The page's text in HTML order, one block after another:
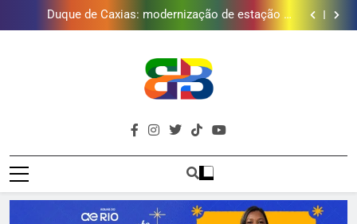
tratamento reforça abastecimento de água
Guanabara tem diversas opções de vinhos para
presentear o seu pai. Descubra como escolher o que
Gastro Samba reúne Nosso Sentimento e Gustavo
Golfe e fortalece projeto que atende 140 crianças
Duque de Caxias: modernização de estação de
tratamento reforça abastecimento de água
Guanabara tem diversas opções de vinhos para
presentear o seu pai. Descubra como escolher o que
mais combina com ele
Gastro Samba reúne Nosso Sentimento e Gustavo
Lins em Nova Iguaçu neste fim de semana
Brava
Baixada
Baixada Fluminense Em Destaque!